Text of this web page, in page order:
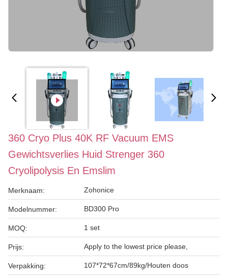
360 Cryo Plus 40K RF Vacuum EMS
Gewichtsverlies Huid Strenger 360
Cryolipolysis En Emslim
Merknaam: Zohonice
Modelnummer: BD300 Pro
MOQ: 1 set
Prijs: Apply to the lowest price please,
Verpakking: 107*72*67cm/89kg/Houten doos